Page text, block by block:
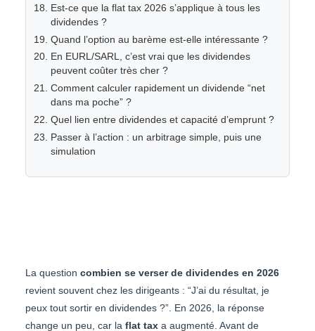
Est-ce que la flat tax 2026 s’applique à tous les
dividendes ?
Quand l’option au barème est-elle intéressante ?
En EURL/SARL, c’est vrai que les dividendes
peuvent coûter très cher ?
Comment calculer rapidement un dividende “net
dans ma poche” ?
Quel lien entre dividendes et capacité d’emprunt ?
Passer à l’action : un arbitrage simple, puis une
simulation
La question combien se verser de dividendes en 2026
revient souvent chez les dirigeants : “J’ai du résultat, je
peux tout sortir en dividendes ?”. En 2026, la réponse
change un peu, car la flat tax a augmenté. Avant de